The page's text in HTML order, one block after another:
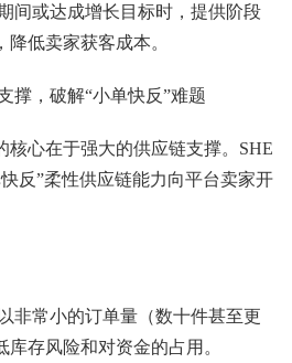
间或达成增长目标时，提供阶段
低卖家获客成本。
撑，破解“小单快反”难题
核心在于强大的供应链支撑。SHE
反”柔性供应链能力向平台卖家开
非常小的订单量（数十件甚至更
存风险和对资金的占用。